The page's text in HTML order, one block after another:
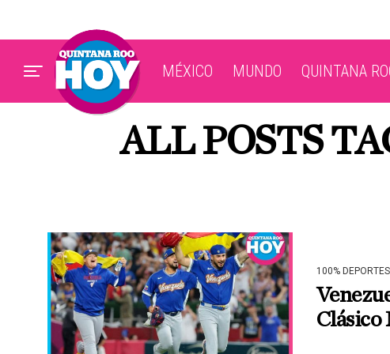
MÉXICO MUNDO QUINTANA
ALL POSTS
100% DEPORTES
Clásico